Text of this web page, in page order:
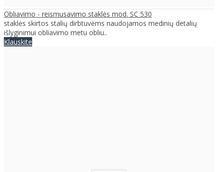
Obliavimo - reismusavimo staklės mod. SC 530
staklės skirtos stalių dirbtuvėms naudojamos medinių detalių
išlyginimui obliavimo metu obliu..
Klauskite